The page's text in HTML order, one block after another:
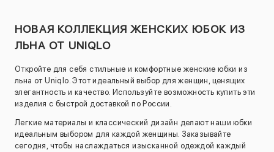
НОВАЯ КОЛЛЕКЦИЯ ЖЕНСКИХ ЮБОК ИЗ
ЛЬНА ОТ UNIQLO
Откройте для себя стильные и комфортные женские юбки из
льна от Uniqlo. Этот идеальный выбор для женщин, ценящих
элегантность и качество. Используйте возможность купить эти
изделия с быстрой доставкой по России.
Легкие материалы и классический дизайн делают наши юбки
идеальным выбором для каждой женщины. Заказывайте
сегодня, чтобы наслаждаться изысканной одеждой каждый